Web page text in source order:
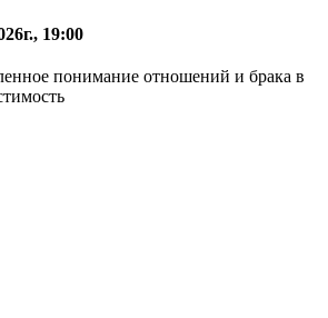
19:00
понимание отношений и брака в